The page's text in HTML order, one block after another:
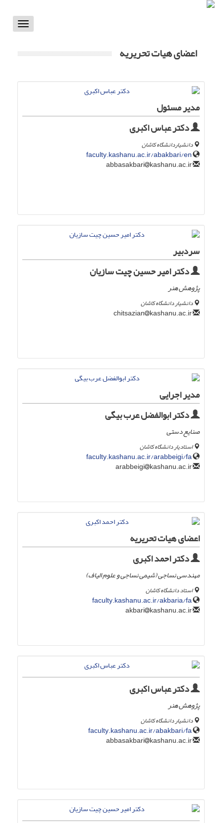
Toggle
اعضای هیات تحریریه
مدیر مسئول
دکتر عباس اکبری
دانشیاردانشگاه کاشان
faculty.kashanu.ac.ir/abakbari/en
kashanu.ac.ir
سردبیر
دکتر امیر حسین چیت سازیان
پژوهش هنر
دانشیار دانشگاه کاشان
kashanu.ac.ir
مدیر اجرایی
دکتر ابوالفضل عرب بیگی
صنایع دستی
استادیار دانشگاه کاشان
faculty.kashanu.ac.ir/arabbeigi/fa
kashanu.ac.ir
اعضای هیات تحریریه
دکتر احمد اکبری
مهندسی نساجی (شیمی نساجی و علوم الیاف)
استاد دانشگاه کاشان
faculty.kashanu.ac.ir/akbaria/fa
kashanu.ac.ir
دکتر عباس اکبری
پژوهش هنر
دانشیار دانشگاه کاشان
faculty.kashanu.ac.ir/abakbari/fa
kashanu.ac.ir